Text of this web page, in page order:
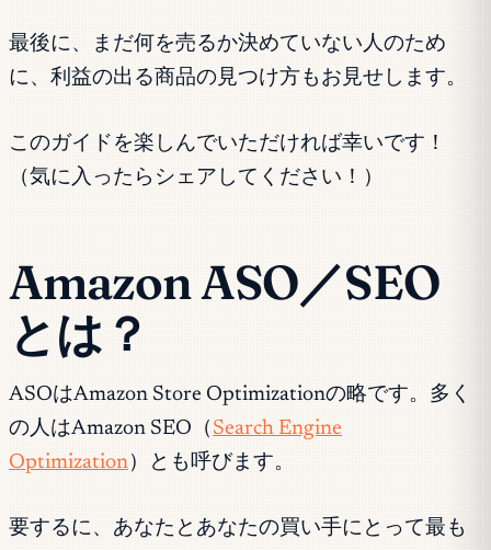
最後に、まだ何を売るか決めていない人のため
に、利益の出る商品の見つけ方もお見せします。
このガイドを楽しんでいただければ幸いです！
（気に入ったらシェアしてください！）
Amazon ASO／SEO
とは？
ASOはAmazon Store Optimizationの略です。多く
の人はAmazon SEO（ Search Engine
Optimization）とも呼びます。
要するに、あなたとあなたの買い手にとって最も